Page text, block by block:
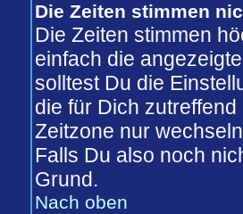
Die Zeiten stimmen
Die Zeiten stimmen
einfach die
solltest Du die
die für Dich
Zeitzone nur
Falls Du also noch
Grund.
Nach oben